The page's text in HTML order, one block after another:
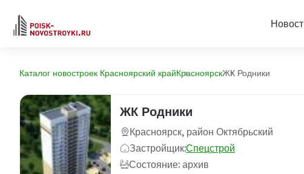
Каталог новостроек Красноярский крайКрасноярскЖК Родники
ЖК Родники
Красноярск, район Октябрьский
Застройщик:Спецстрой
Состояние: архив